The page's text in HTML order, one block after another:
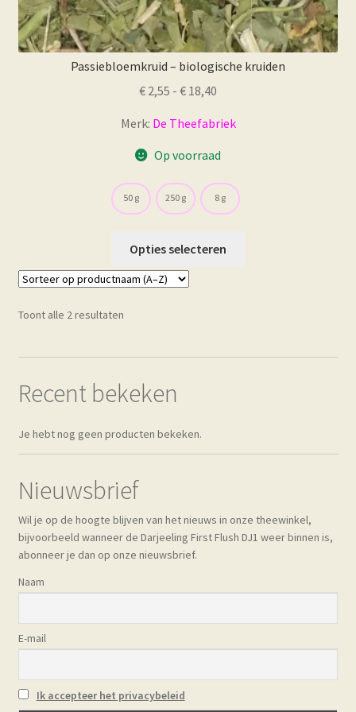
Passiebloemkruid – biologische kruiden
€ 2,55 - € 18,40
tot
€ 18,40
Merk: De Theefabriek
Op voorraad
50 g 250 g 8 g
Opties selecteren
optie
de
Toont alle 2 resultaten
Recent bekeken
Je hebt nog geen producten bekeken.
Nieuwsbrief
Wil je op de hoogte blijven van het nieuws in onze theewinkel,
bijvoorbeeld wanneer de Darjeeling First Flush DJ1 weer binnen is,
abonneer je dan op onze nieuwsbrief.
Naam
E-mail
Ik accepteer het privacybeleid